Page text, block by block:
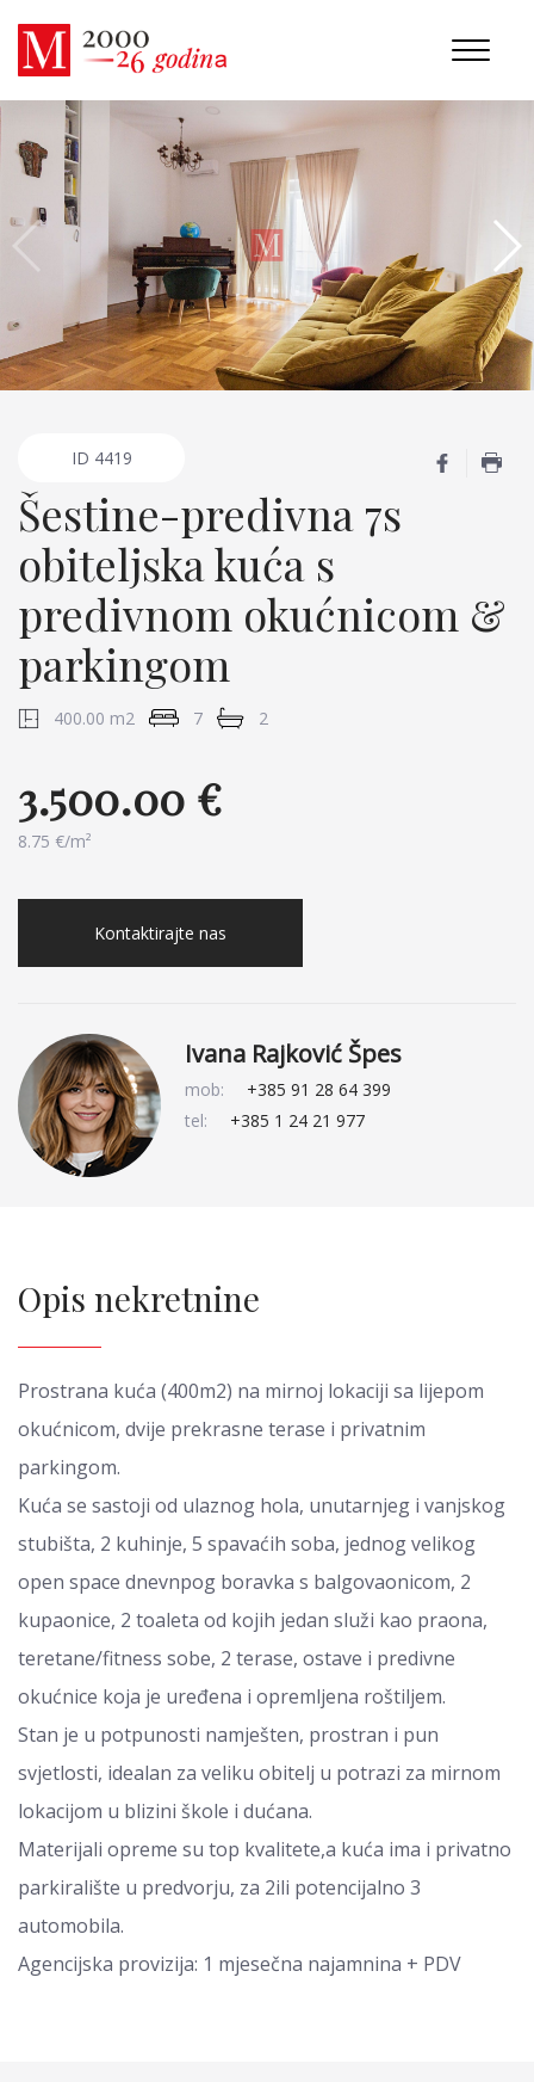
ID 4419
Šestine-predivna 7s
obiteljska kuća s
predivnom okućnicom &
parkingom
400.00 m2 7 2
3.500.00 €
8.75 €/m²
Kontaktirajte nas
Ivana Rajković Špes
mob:
+385 91 28 64 399
tel:
+385 1 24 21 977
Opis nekretnine
Prostrana kuća (400m2) na mirnoj lokaciji sa lijepom
okućnicom, dvije prekrasne terase i privatnim
parkingom.
Kuća se sastoji od ulaznog hola, unutarnjeg i vanjskog
stubišta, 2 kuhinje, 5 spavaćih soba, jednog velikog
open space dnevnpog boravka s balgovaonicom, 2
kupaonice, 2 toaleta od kojih jedan služi kao praona,
teretane/fitness sobe, 2 terase, ostave i predivne
okućnice koja je uređena i opremljena roštiljem.
Stan je u potpunosti namješten, prostran i pun
svjetlosti, idealan za veliku obitelj u potrazi za mirnom
lokacijom u blizini škole i dućana.
Materijali opreme su top kvalitete,a kuća ima i privatno
parkiralište u predvorju, za 2ili potencijalno 3
automobila.
Agencijska provizija: 1 mjesečna najamnina + PDV